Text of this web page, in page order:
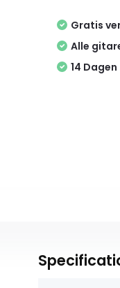
Gratis
Alle
14 Dagen